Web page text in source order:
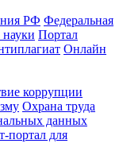
РФ Федеральная
науки Портал
Онлайн
коррупции
Охрана труда
данных
портал для